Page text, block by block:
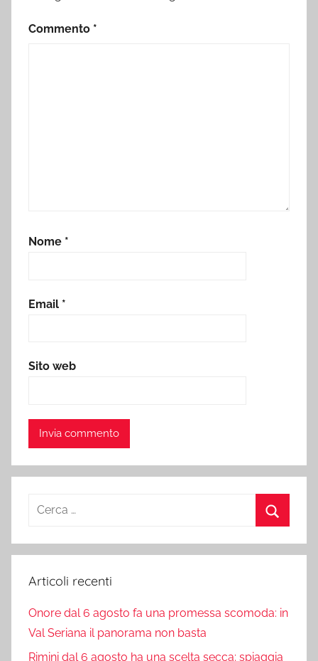
Commento *
Nome *
Email *
Sito web
Ricerca
Articoli recenti
Onore dal 6 agosto fa una promessa scomoda: in
Val Seriana il panorama non basta
Rimini dal 6 agosto ha una scelta secca: spiaggia